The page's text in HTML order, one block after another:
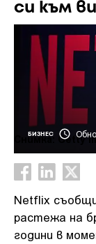
си към
БИЗНЕС
Снимка: Getty
Netflix
растежа на
години в